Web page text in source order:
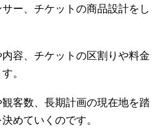
ー、チケットの商品設計をし
容、チケットの区割りや料金
。
客数、長期計画の現在地を踏
めていくのです。